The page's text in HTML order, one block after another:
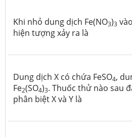
Khi nhỏ dung dịch Fe(NO3)3
hiện tượng xảy ra là
Dung dịch X có chứa FeSO4,
Fe2(SO4)3. Thuốc thử nào sau
phân biệt X và Y là